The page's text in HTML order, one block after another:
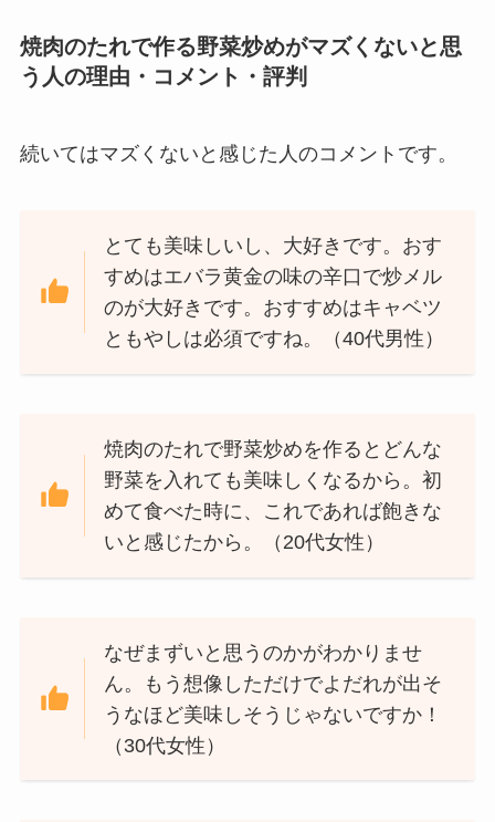
焼肉のたれで作る野菜炒めがマズくないと思
う人の理由・コメント・評判
続いてはマズくないと感じた人のコメントです。
とても美味しいし、大好きです。おす
すめはエバラ黄金の味の辛口で炒メル
のが大好きです。おすすめはキャベツ
ともやしは必須ですね。（40代男性）
焼肉のたれで野菜炒めを作るとどんな
野菜を入れても美味しくなるから。初
めて食べた時に、これであれば飽きな
いと感じたから。（20代女性）
なぜまずいと思うのかがわかりませ
ん。もう想像しただけでよだれが出そ
うなほど美味しそうじゃないですか！
（30代女性）